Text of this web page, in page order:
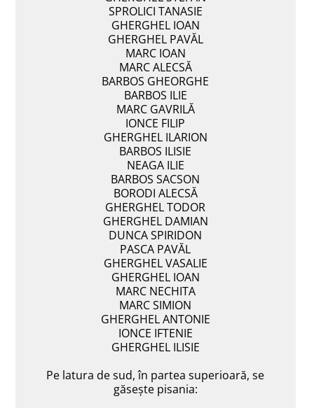
SPROLICI TANASIE
GHERGHEL IOAN
GHERGHEL PAVĂL
MARC IOAN
MARC ALECSĂ
BARBOS GHEORGHE
BARBOS ILIE
MARC GAVRILĂ
IONCE FILIP
GHERGHEL ILARION
BARBOS ILISIE
NEAGA ILIE
BARBOS SACSON
BORODI ALECSĂ
GHERGHEL TODOR
GHERGHEL DAMIAN
DUNCA SPIRIDON
PASCA PAVĂL
GHERGHEL VASALIE
GHERGHEL IOAN
MARC NECHITA
MARC SIMION
GHERGHEL ANTONIE
IONCE IFTENIE
GHERGHEL ILISIE
Pe latura de sud, în partea superioară, se
găsește pisania: